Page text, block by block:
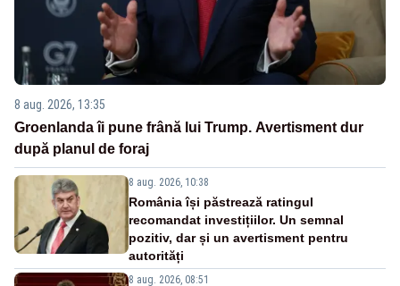
8 aug. 2026, 13:35
Groenlanda îi pune frână lui Trump. Avertisment dur
după planul de foraj
8 aug. 2026, 10:38
România își păstrează ratingul
recomandat investițiilor. Un semnal
pozitiv, dar și un avertisment pentru
autorități
8 aug. 2026, 08:51